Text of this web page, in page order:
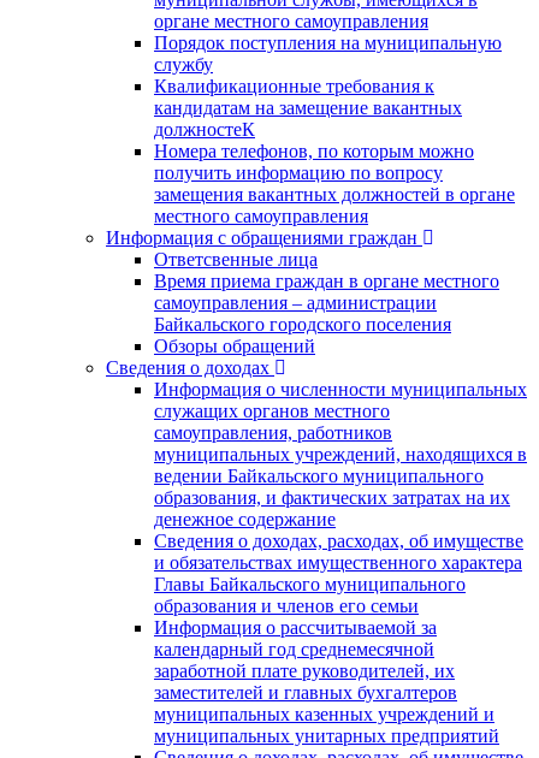
органе местного самоуправления
Порядок поступления на муниципальную
службу
Квалификационные требования к
кандидатам на замещение вакантных
должностеК
Номера телефонов, по которым можно
получить информацию по вопросу
замещения вакантных должностей в органе
местного самоуправления
Информация с обращениями граждан
Ответсвенные лица
Время приема граждан в органе местного
самоуправления – администрации
Байкальского городского поселения
Обзоры обращений
Сведения о доходах
Информация о численности муниципальных
служащих органов местного
самоуправления, работников
муниципальных учреждений, находящихся в
ведении Байкальского муниципального
образования, и фактических затратах на их
денежное содержание
Сведения о доходах, расходах, об имуществе
и обязательствах имущественного характера
Главы Байкальского муниципального
образования и членов его семьи
Информация о рассчитываемой за
календарный год среднемесячной
заработной плате руководителей, их
заместителей и главных бухгалтеров
муниципальных казенных учреждений и
муниципальных унитарных предприятий